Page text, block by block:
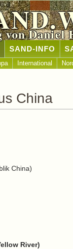
von Daniel
SAND-INFO
International
China
China)
River)